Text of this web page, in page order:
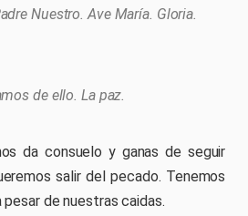
Nuestro. Ave María. Gloria.
de ello. La paz.
da consuelo y ganas de seguir
salir del pecado. Tenemos
pesar de nuestras caidas.